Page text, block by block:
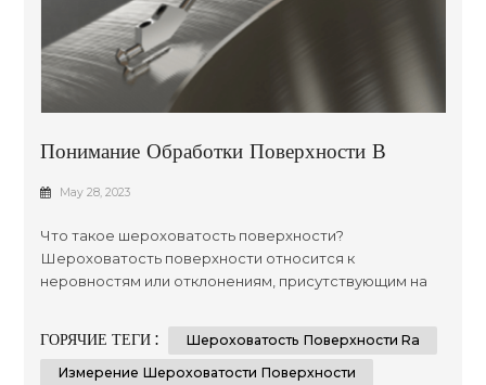
Понимание Обработки Поверхности В
Производстве: Подробное Руководство
May 28, 2023
Что такое шероховатость поверхности?
Шероховатость поверхности относится к
неровностям или отклонениям, присутствующим на
измерять и контролировать шероховатость
поверхности, так как она напрямую влияет на
ГОРЯЧИЕ ТЕГИ :
Шероховатость Поверхности Ra
Измерение Шероховатости Поверхности